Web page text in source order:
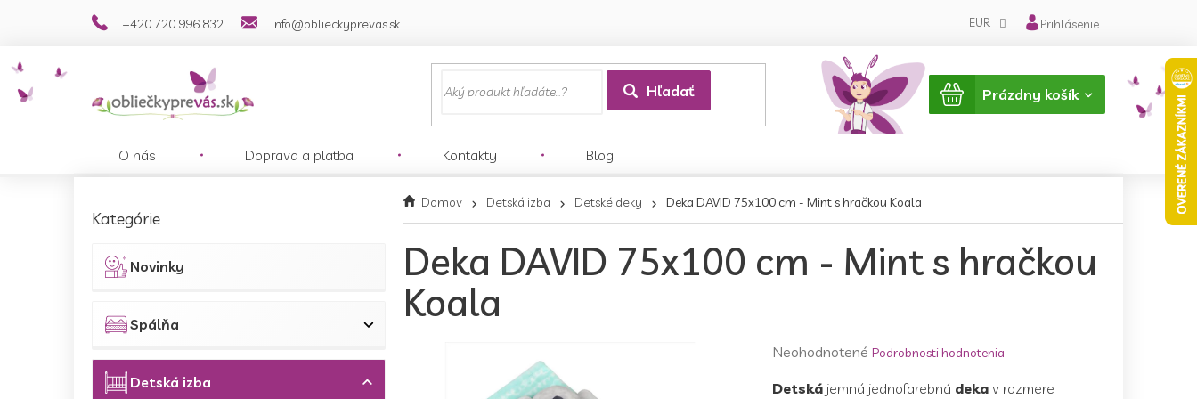
+420 720 996 832 info@oblieckyprevas.sk EUR Prihlásenie
Hľadať
Nákupný
košík
Prázdny košík
O nás Doprava a platba Kontakty Blog
kategórie
Kategórie
Novinky
Spálňa
Detská izba
Domov Detská izba Detské deky Deka DAVID 75x100 cm - Mint s hračkou Koala
Deka DAVID 75x100 cm - Mint s hračkou
Koala
Priemerné
produktu
Neohodnotené Podrobnosti hodnotenia
Detská jemná jednofarebná deka v rozmere